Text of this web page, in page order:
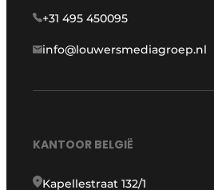
+31 495 450095
info@louwersmediagroep.nl
KANTOOR BELGIË
Kapellestraat 132/1